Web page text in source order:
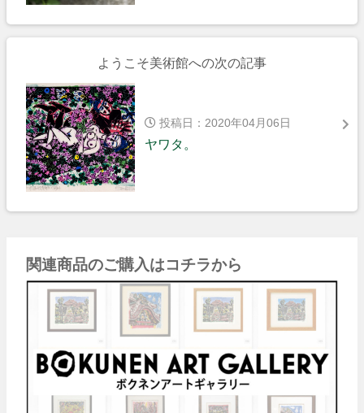
ようこそ美術館への次の記事
投稿日：2020年04月06日
ヤワタ。
関連商品のご購入はコチラから